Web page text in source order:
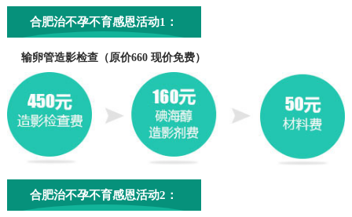
合肥治不孕不育感恩活动1：
输卵管造影检查（原价660 现价免费）
合肥治不孕不育感恩活动2：